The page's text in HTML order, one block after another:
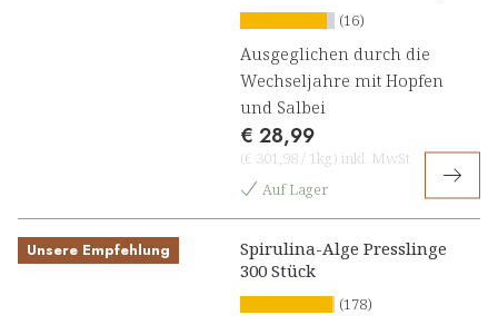
(16)
Ausgeglichen durch die
Wechseljahre mit Hopfen
und Salbei
€ 28,99
(€ 301,98 / 1kg) inkl. MwSt
Auf Lager
Unsere Empfehlung
Spirulina-Alge Presslinge
300 Stück
(178)